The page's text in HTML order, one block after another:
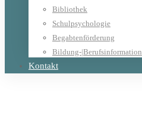
Bibliothek
Schulpsychologie
Begabtenförderung
Bildung-|Berufsinformation
Kontakt